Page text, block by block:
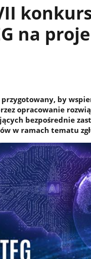
na
przygotowany, by
opracowanie
bezpośrednie
w ramach tematu